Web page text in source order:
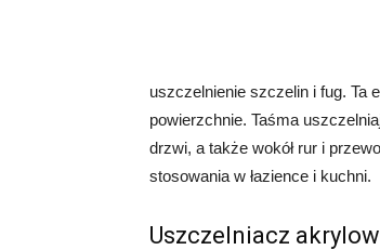
uszczelnienie szczelin i fug. Ta
powierzchnie. Taśma
drzwi, a także wokół rur i
stosowania w łazience i kuchni.
Uszczelniacz